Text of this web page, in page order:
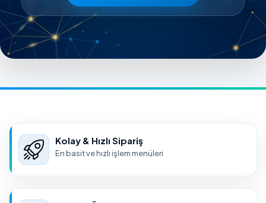
Kolay & Hızlı Sipariş
En basit ve hızlı işlem menüleri